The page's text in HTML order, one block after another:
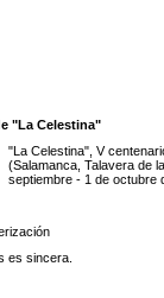
"La Celestina"
"La Celestina", V
(Salamanca, Talavera de
septiembre - 1 de octubre
es sincera.